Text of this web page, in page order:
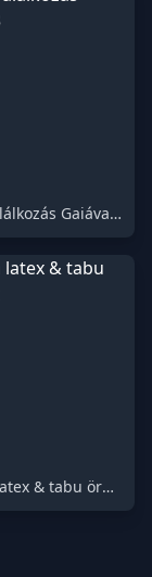
Elnéző Találkozás Gaiával 03
Élvezd a latex & tabu örömöket